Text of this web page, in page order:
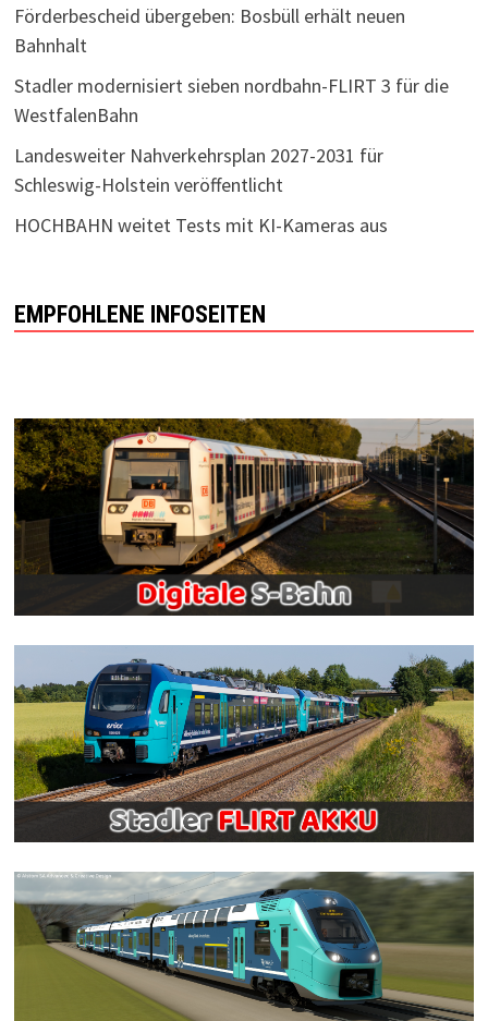
Förderbescheid übergeben: Bosbüll erhält neuen
Bahnhalt
Stadler modernisiert sieben nordbahn-FLIRT 3 für die
WestfalenBahn
Landesweiter Nahverkehrsplan 2027-2031 für
Schleswig-Holstein veröffentlicht
HOCHBAHN weitet Tests mit KI-Kameras aus
EMPFOHLENE INFOSEITEN